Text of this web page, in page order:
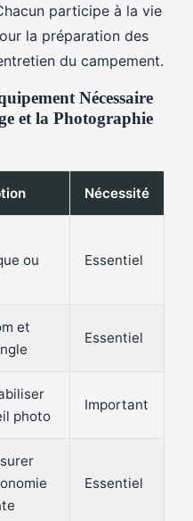
participe à la vie
la préparation des
du campement.
Nécessaire
et la Photographie
Nécessité
ou
Essentiel
et
Essentiel
photo
Important
Essentiel